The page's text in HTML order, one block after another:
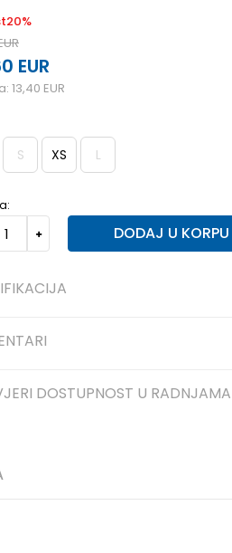
20%
EUR
13,40 EUR
S XS L
DODAJ U KORPU
DOSTUPNOST U RADNJAMA